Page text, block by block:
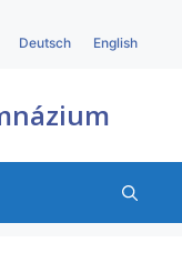
Deutsch English